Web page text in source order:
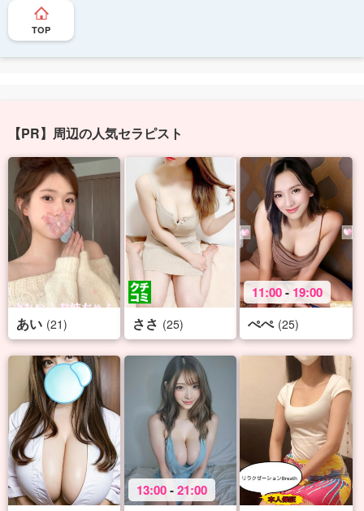
TOP
【PR】周辺の人気セラピスト
あい (21) ささ (25)
11:00- 19:00
ぺぺ (25)
13:00-21:00